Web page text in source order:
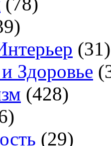
(31)
Здоровье
(428)
(29)